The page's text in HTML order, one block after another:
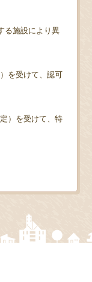
る施設により異
を受けて、認可
）を受けて、特